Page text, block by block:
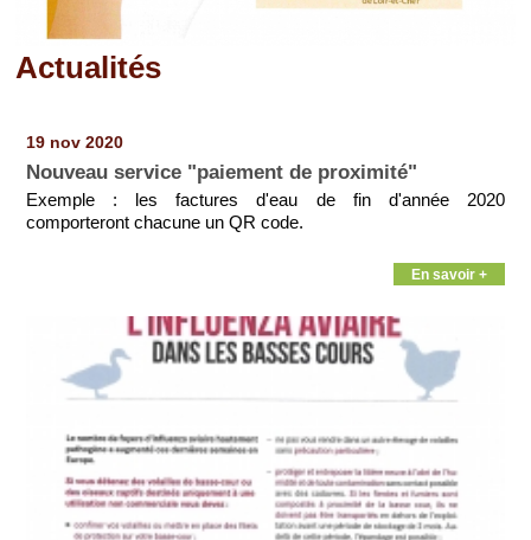
Actualités
19 nov 2020
Nouveau service "paiement de proximité"
Exemple : les factures d'eau de fin d'année 2020
comporteront chacune un QR code.
En savoir +
Pages